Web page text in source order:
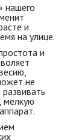
нашего
и
на улице.
и
не
мелкую